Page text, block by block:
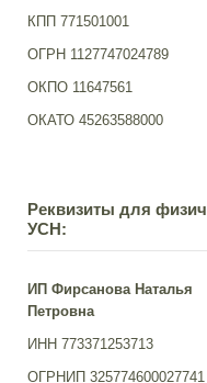
КПП 771501001
ОГРН 1127747024789
ОКПО 11647561
ОКАТО 45263588000
Реквизиты для
УСН:
ИП Фирсанова Наталья
Петровна
ИНН 773371253713
ОГРНИП 325774600027741